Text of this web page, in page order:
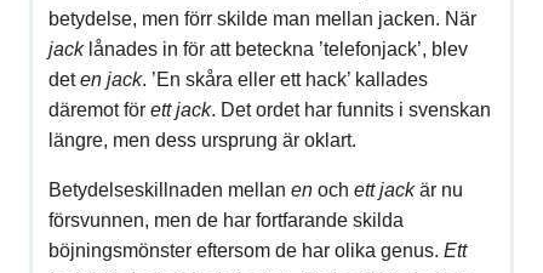
betydelse, men förr skilde man mellan jacken. När
jacklånades in för att beteckna ’telefonjack’, blev
deten jack. ’En skåra eller ett hack’ kallades
däremot för ett jack. Det ordet har funnits i svenskan
längre, men dess ursprung är oklart.
Betydelseskillnaden mellan en och ett jackär nu
försvunnen, men de har fortfarande skilda
böjningsmönster eftersom de har olika genus. Ett